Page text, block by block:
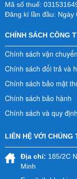
Mã số thuế:
Đăng kí lần đầu: Ngày
CHÍNH SÁCH CÔNG
Chính sách vận
Chính sách đổi trả và
Chính sách bảo mật
Chính sách bảo hành
Chính sách và quy
LIÊN HỆ VỚI CHÚNG
Địa chỉ: 185/2C
Minh